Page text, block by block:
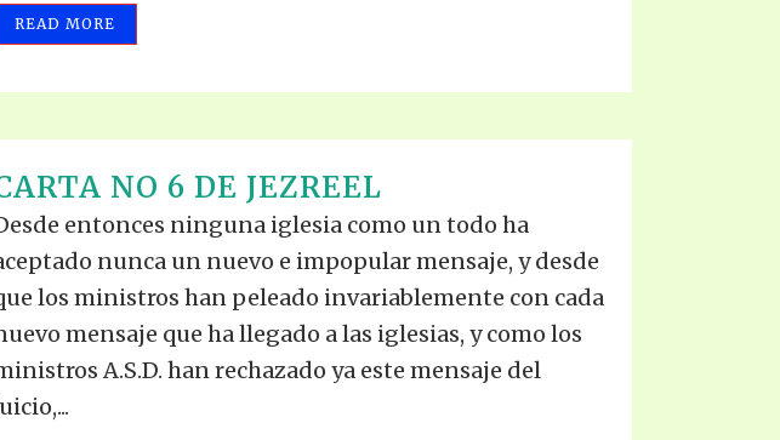
READ MORE
NO 6 DE JEZREEL
entonces ninguna iglesia como un todo ha
nunca un nuevo e impopular mensaje, y desde
los ministros han peleado invariablemente con cada
mensaje que ha llegado a las iglesias, y como los
A.S.D. han rechazado ya este mensaje del